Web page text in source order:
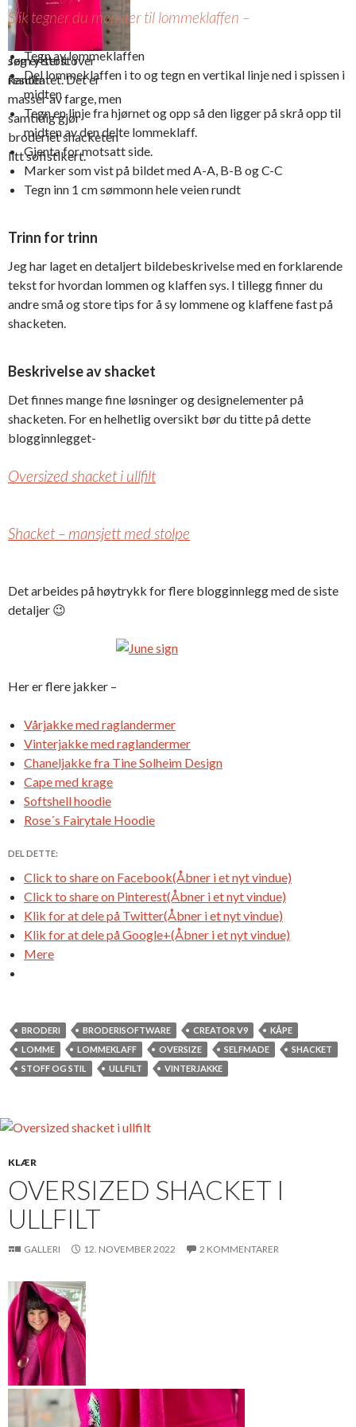
mange og kraftige
lag stoff
lommeåpnin
gen med en
søm ytterst i
kanten
Jeg er stolt over
resultatet. Det er
masser av farge, men
samtidig gjør
broderiet shacketen
litt sofistikert.
Slik tegner du mønster til lommeklaffen –
Tegn av lommeklaffen
Del lommeklaffen i to og tegn en vertikal linje ned i spissen i
midten
Tegn en linje fra hjørnet og opp så den ligger på skrå opp til
midten av den delte lommeklaff.
Gjenta for motsatt side.
Marker som vist på bildet med A-A, B-B og C-C
Tegn inn 1 cm sømmonn hele veien rundt
Trinn for trinn
Jeg har laget en detaljert bildebeskrivelse med en forklarende
tekst for hvordan lommen og klaffen sys. I tillegg finner du
andre små og store tips for å sy lommene og klaffene fast på
shacketen.
Beskrivelse av shacket
Det finnes mange fine løsninger og designelementer på
shacketen. For en helhetlig oversikt bør du titte på dette
blogginnlegget-
Oversized shacket i ullfilt
Shacket – mansjett med stolpe
Det arbeides på høytrykk for flere blogginnlegg med de siste
detaljer 😉
Her er flere jakker –
Vårjakke med raglandermer
Vinterjakke med raglandermer
Chaneljakke fra Tine Solheim Design
Cape med krage
Softshell hoodie
Rose´s Fairytale Hoodie
DEL DETTE:
Click to share on Facebook(Åbner i et nyt vindue)
Click to share on Pinterest(Åbner i et nyt vindue)
Klik for at dele på Twitter(Åbner i et nyt vindue)
Klik for at dele på Google+(Åbner i et nyt vindue)
Mere
BRODERI BRODERISOFTWARE CREATOR V9
KÅPE
LOMME
LOMMEKLAFF OVERSIZE SELFMADE
SHACKET
STOFF OG STIL
ULLFILT VINTERJAKKE
KLÆR
OVERSIZED SHACKET I
ULLFILT
GALLERI 12. NOVEMBER 2022 2 KOMMENTARER
Jeg faldt
pladsask for